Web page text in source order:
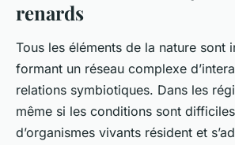
renards
Tous les éléments de la nature sont
formant un réseau complexe
relations symbiotiques. Dans les
même si les conditions sont
d’organismes vivants résident et